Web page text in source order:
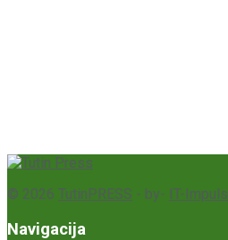
© 2026 TutinPRESS - by- IT-Impuls
Navigacija